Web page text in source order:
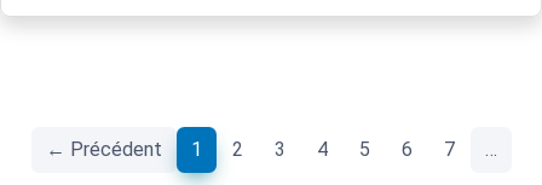
← Précédent 1 (current)
2 3 4 5 6 7 …